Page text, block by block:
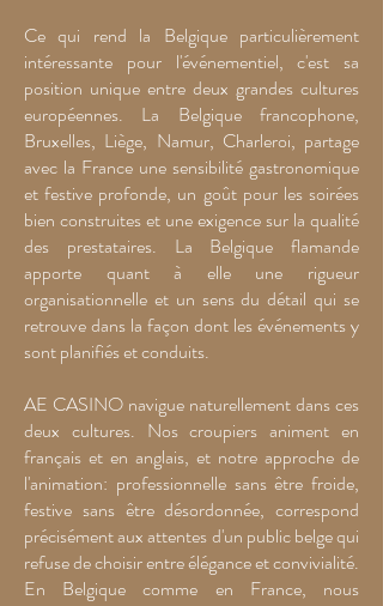
Ce qui rend la Belgique particulièrement
intéressante pour l'événementiel, c'est sa
position unique entre deux grandes cultures
européennes. La Belgique francophone,
Bruxelles, Liège, Namur, Charleroi, partage
avec la France une sensibilité gastronomique
et festive profonde, un goût pour les soirées
bien construites et une exigence sur la qualité
des prestataires. La Belgique flamande
apporte quant à elle une rigueur
organisationnelle et un sens du détail qui se
retrouve dans la façon dont les événements y
sont planifiés et conduits.
AE CASINO navigue naturellement dans ces
deux cultures. Nos croupiers animent en
français et en anglais, et notre approche de
l'animation: professionnelle sans être froide,
festive sans être désordonnée, correspond
précisément aux attentes d'un public belge qui
refuse de choisir entre élégance et convivialité.
En Belgique comme en France, nous